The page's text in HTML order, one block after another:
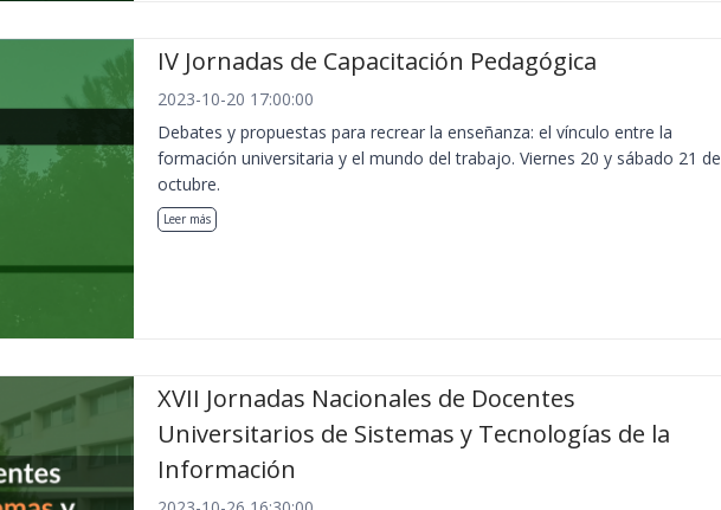
IV Jornadas de Capacitación Pedagógica
2023-10-20 17:00:00
Debates y propuestas para recrear la enseñanza: el vínculo entre la
formación universitaria y el mundo del trabajo. Viernes 20 y sábado 21 de
octubre.
Leer más
XVII Jornadas Nacionales de Docentes
Universitarios de Sistemas y Tecnologías de la
Información